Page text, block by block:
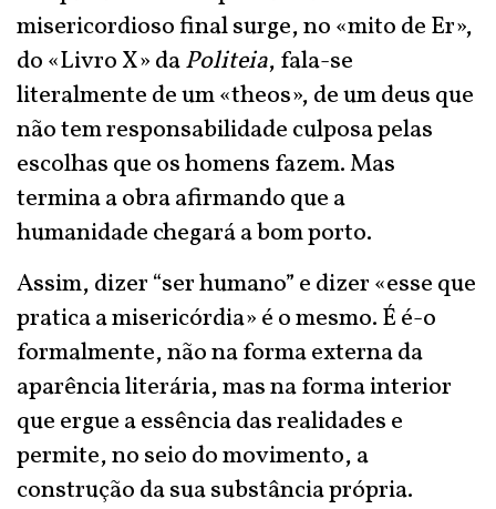
misericordioso final surge, no «mito de Er»,
do «Livro X» daPoliteia, fala-se
literalmente de um «theos», de um deus que
não tem responsabilidade culposa pelas
escolhas que os homens fazem. Mas
termina a obra afirmando que a
humanidade chegará a bom porto.
Assim, dizer “ser humano” e dizer «esse que
pratica a misericórdia» é o mesmo. É é-o
formalmente, não na forma externa da
aparência literária, mas na forma interior
que ergue a essência das realidades e
permite, no seio do movimento, a
construção da sua substância própria.